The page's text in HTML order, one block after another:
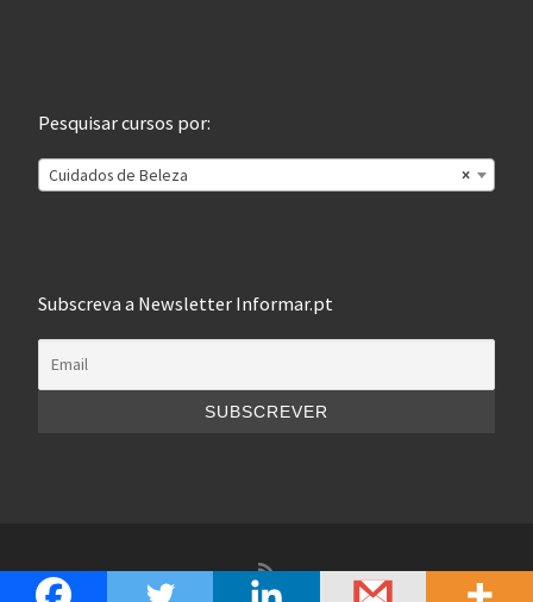
Pesquisar cursos por:
×
Cuidados de Beleza
Subscreva a Newsletter Informar.pt